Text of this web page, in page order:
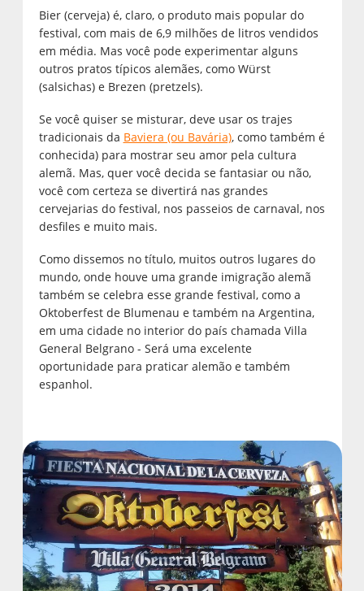
Bier (cerveja) é, claro, o produto mais popular do
festival, com mais de 6,9 milhões de litros vendidos
em média. Mas você pode experimentar alguns
outros pratos típicos alemães, como Würst
(salsichas) e Brezen (pretzels).
Se você quiser se misturar, deve usar os trajes
tradicionais da Baviera (ou Bavária), como também é
conhecida) para mostrar seu amor pela cultura
alemã. Mas, quer você decida se fantasiar ou não,
você com certeza se divertirá nas grandes
cervejarias do festival, nos passeios de carnaval, nos
desfiles e muito mais.
Como dissemos no título, muitos outros lugares do
mundo, onde houve uma grande imigração alemã
também se celebra esse grande festival, como a
Oktoberfest de Blumenau e também na Argentina,
em uma cidade no interior do país chamada Villa
General Belgrano - Será uma excelente
oportunidade para praticar alemão e também
espanhol.